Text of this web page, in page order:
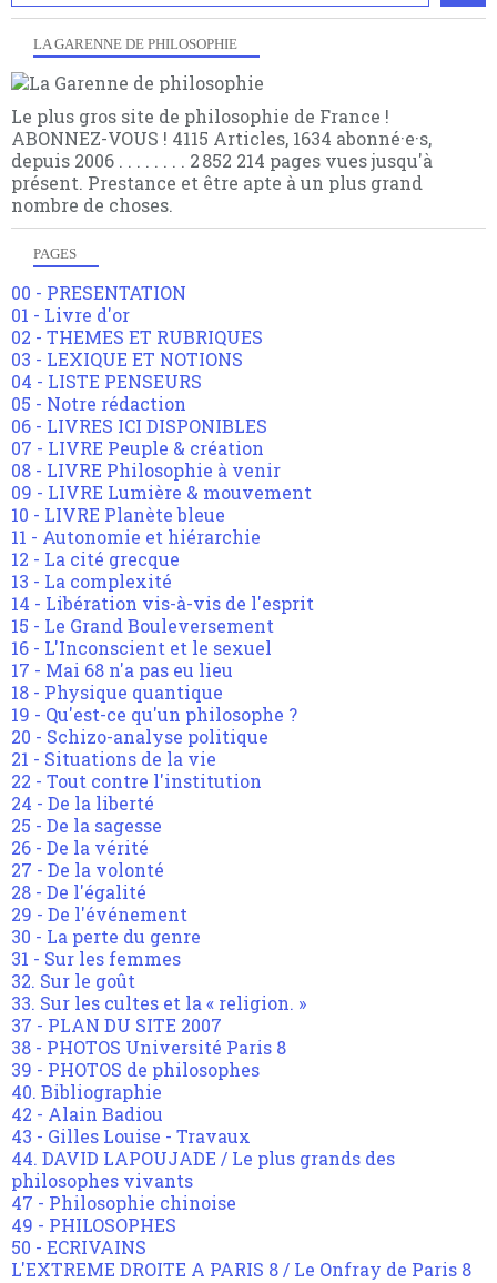
LA GARENNE DE PHILOSOPHIE
Le plus gros site de philosophie de France !
ABONNEZ-VOUS ! 4115 Articles, 1634 abonné·e·s,
depuis 2006 . . . . . . . . 2 852 214 pages vues jusqu'à
présent. Prestance et être apte à un plus grand
nombre de choses.
PAGES
00 - PRESENTATION
01 - Livre d'or
02 - THEMES ET RUBRIQUES
03 - LEXIQUE ET NOTIONS
04 - LISTE PENSEURS
05 - Notre rédaction
06 - LIVRES ICI DISPONIBLES
07 - LIVRE Peuple & création
08 - LIVRE Philosophie à venir
09 - LIVRE Lumière & mouvement
10 - LIVRE Planète bleue
11 - Autonomie et hiérarchie
12 - La cité grecque
13 - La complexité
14 - Libération vis-à-vis de l'esprit
15 - Le Grand Bouleversement
16 - L'Inconscient et le sexuel
17 - Mai 68 n'a pas eu lieu
18 - Physique quantique
19 - Qu'est-ce qu'un philosophe ?
20 - Schizo-analyse politique
21 - Situations de la vie
22 - Tout contre l'institution
24 - De la liberté
25 - De la sagesse
26 - De la vérité
27 - De la volonté
28 - De l'égalité
29 - De l'événement
30 - La perte du genre
31 - Sur les femmes
32. Sur le goût
33. Sur les cultes et la « religion. »
37 - PLAN DU SITE 2007
38 - PHOTOS Université Paris 8
39 - PHOTOS de philosophes
40. Bibliographie
42 - Alain Badiou
43 - Gilles Louise - Travaux
44. DAVID LAPOUJADE / Le plus grands des
philosophes vivants
47 - Philosophie chinoise
49 - PHILOSOPHES
50 - ECRIVAINS
L'EXTREME DROITE A PARIS 8 / Le Onfray de Paris 8